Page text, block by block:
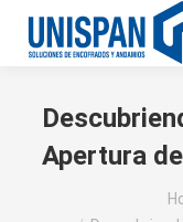
Apertura